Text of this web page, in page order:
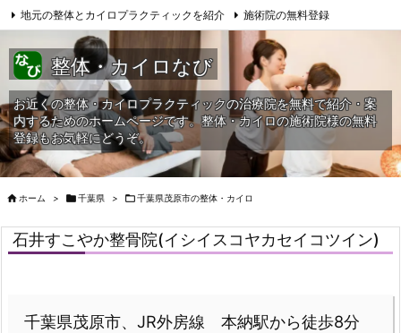
地元の整体とカイロプラクティックを紹介 施術院の無料登録
サイトマップ 当HPへの問合せ
整体・カイロなび
お近くの整体・カイロプラクティックの治療院を無料で紹介・案
内するためのホームページです。整体・カイロの施術院様の無料
登録もお気軽にどうぞ。
 ホーム > 千葉県 > 千葉県茂原市の整体・カイロ
石井すこやか整骨院(イシイスコヤカセイコツイン)
千葉県茂原市、JR外房線 本納駅から徒歩8分